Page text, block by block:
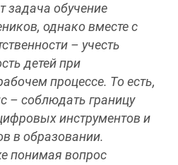
задача обучение
однако вместе с
– учесть
детей при
процессе. То есть,
– соблюдать границу
инструментов и
в образовании.
понимая вопрос